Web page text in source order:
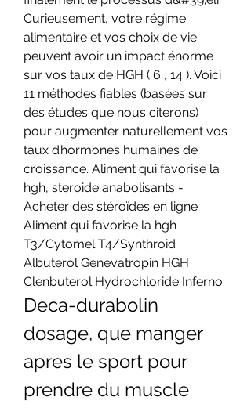
Curieusement, votre régime
alimentaire et vos choix de vie
peuvent avoir un impact énorme
sur vos taux de HGH ( 6 , 14 ). Voici
11 méthodes fiables (basées sur
des études que nous citerons)
pour augmenter naturellement vos
taux d’hormones humaines de
croissance. Aliment qui favorise la
hgh, steroide anabolisants -
Acheter des stéroïdes en ligne
Aliment qui favorise la hgh
T3/Cytomel T4/Synthroid
Albuterol Genevatropin HGH
Deca-durabolin
dosage, que manger
apres le sport pour
prendre du muscle